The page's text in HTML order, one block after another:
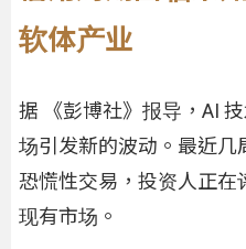
软体产业
据 《彭博社》报导，AI
场引发新的波动。最近几
恐慌性交易，投资人正在
现有市场。